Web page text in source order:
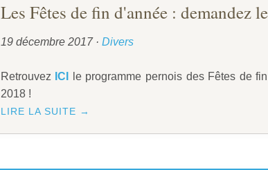
Les Fêtes de fin d'année : demandez
19 décembre 2017 · Divers
Retrouvez ICI
le programme pernois des Fêtes de
2018 !
LIRE LA SUITE →